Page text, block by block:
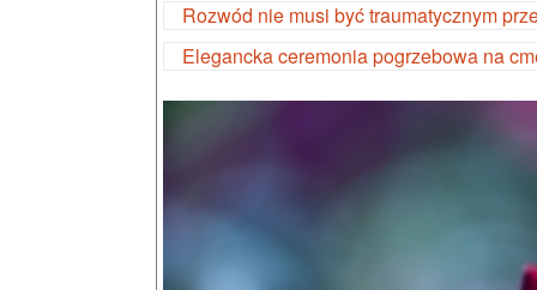
Rozwód nie musi być traumatycznym
Elegancka ceremonia pogrzebowa na